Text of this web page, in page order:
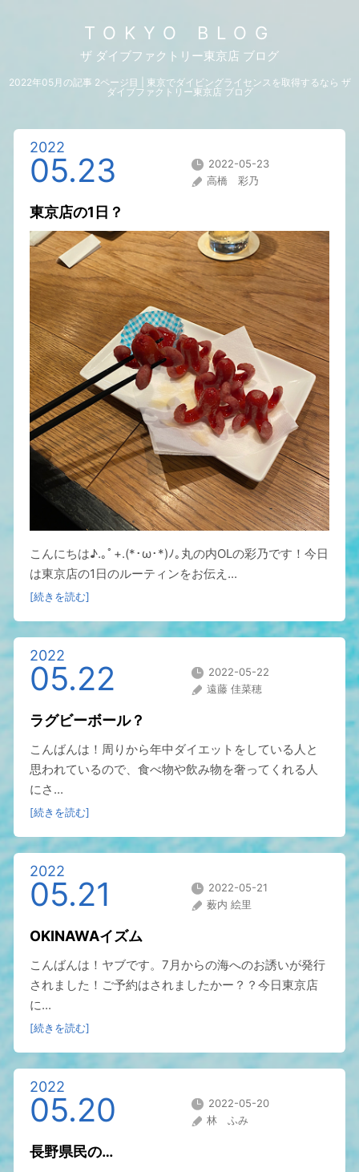
TOKYO BLOG
ザ ダイブファクトリー東京店 ブログ
2022年05月の記事 2ページ目 | 東京でダイビングライセンスを取得するなら ザ
ダイブファクトリー東京店 ブログ
2022
05.23
2022-05-23
高橋 彩乃
東京店の1日？
こんにちは♪.｡ﾟ+.(*･ω･*)ﾉ｡丸の内OLの彩乃です！今日
は東京店の1日のルーティンをお伝え...
[続きを読む]
2022
05.22
2022-05-22
遠藤 佳菜穂
ラグビーボール？
こんばんは！周りから年中ダイエットをしている人と
思われているので、食べ物や飲み物を奢ってくれる人
にさ...
[続きを読む]
2022
05.21
2022-05-21
薮内 絵里
OKINAWAイズム
こんばんは！ヤブです。7月からの海へのお誘いが発行
されました！ご予約はされましたかー？？今日東京店
に...
[続きを読む]
2022
05.20
2022-05-20
林 ふみ
長野県民の…